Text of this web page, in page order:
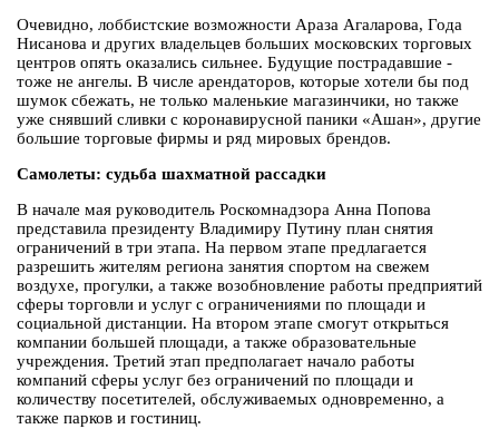
Очевидно, лоббистские возможности Араза Агаларова, Года
Нисанова и других владельцев больших московских торговых
центров опять оказались сильнее. Будущие пострадавшие -
тоже не ангелы. В числе арендаторов, которые хотели бы под
шумок сбежать, не только маленькие магазинчики, но также
уже снявший сливки с коронавирусной паники «Ашан», другие
большие торговые фирмы и ряд мировых брендов.
Самолеты: судьба шахматной рассадки
В начале мая руководитель Роскомнадзора Анна Попова
представила президенту Владимиру Путину план снятия
ограничений в три этапа. На первом этапе предлагается
разрешить жителям региона занятия спортом на свежем
воздухе, прогулки, а также возобновление работы предприятий
сферы торговли и услуг с ограничениями по площади и
социальной дистанции. На втором этапе смогут открыться
компании большей площади, а также образовательные
учреждения. Третий этап предполагает начало работы
компаний сферы услуг без ограничений по площади и
количеству посетителей, обслуживаемых одновременно, а
также парков и гостиниц.